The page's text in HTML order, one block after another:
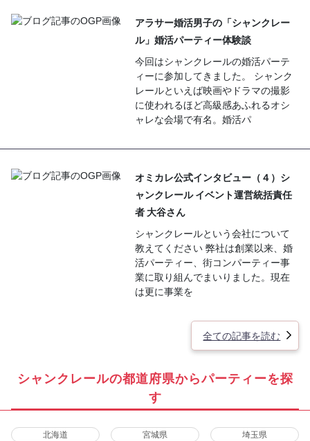
アラサー婚活男子の「シャンクレー
ル」婚活パーティー体験談
今回はシャンクレールの婚活パーテ
ィーに参加してきました。 シャンク
レールといえば映画やドラマの撮影
に使われるほど高級感あふれるオシ
ャレな会場で有名。婚活パ
オミカレ公式インタビュー（４）シ
ャンクレール イベント運営統括責任
者 大谷さん
シャンクレールという会社について
教えてください 弊社は創業以来、婚
活パーティー、街コンパーティー事
業に取り組んでまいりました。現在
は更に事業を
全ての記事を読む
シャンクレールの都道府県からパーティーを探
す
北海道 宮城県 埼玉県